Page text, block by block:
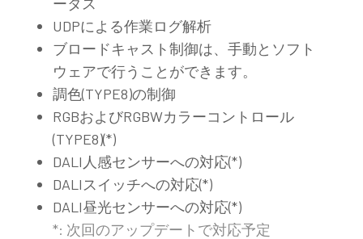
UDPによる作業ログ解析
ブロードキャスト制御は、手動とソフト
ウェアで行うことができます。
調色(TYPE8)の制御
RGBおよびRGBWカラーコントロール
(TYPE8)(*)
DALI人感センサーへの対応(*)
DALIスイッチへの対応(*)
DALI昼光センサーへの対応(*)
*: 次回のアップデートで対応予定